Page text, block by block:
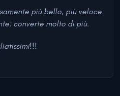
più bello, più veloce
converte molto di più.